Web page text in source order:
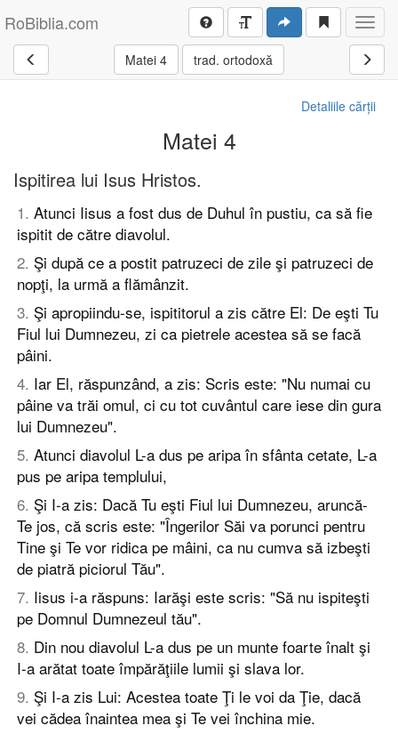
RoBiblia.com
Matei 4 trad. ortodoxă
Detaliile cărții
Matei 4
Ispitirea lui Isus Hristos.
1. Atunci Iisus a fost dus de Duhul în pustiu, ca să fie
ispitit de către diavolul.
2. Şi după ce a postit patruzeci de zile şi patruzeci de
nopţi, la urmă a flămânzit.
3. Şi apropiindu-se, ispititorul a zis către El: De eşti Tu
Fiul lui Dumnezeu, zi ca pietrele acestea să se facă
pâini.
4. Iar El, răspunzând, a zis: Scris este: "Nu numai cu
pâine va trăi omul, ci cu tot cuvântul care iese din gura
lui Dumnezeu".
5. Atunci diavolul L-a dus pe aripa în sfânta cetate, L-a
pus pe aripa templului,
6. Şi I-a zis: Dacă Tu eşti Fiul lui Dumnezeu, aruncă-
Te jos, că scris este: "Îngerilor Săi va porunci pentru
Tine şi Te vor ridica pe mâini, ca nu cumva să izbeşti
de piatră piciorul Tău".
7. Iisus i-a răspuns: Iarăşi este scris: "Să nu ispiteşti
pe Domnul Dumnezeul tău".
8. Din nou diavolul L-a dus pe un munte foarte înalt şi
I-a arătat toate împărăţiile lumii şi slava lor.
9. Şi I-a zis Lui: Acestea toate Ţi le voi da Ţie, dacă
vei cădea înaintea mea şi Te vei închina mie.